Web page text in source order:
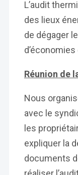
L’audit
des lieux
de dégager
d’économies
Réunion de
Nous
avec le
les
expliquer la
documents